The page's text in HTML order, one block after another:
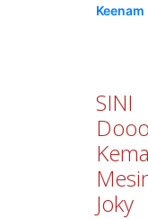
Keenam
SINI
Joky